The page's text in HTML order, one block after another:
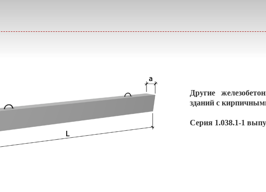
Другие
зданий с
Серия 1.038.1-1